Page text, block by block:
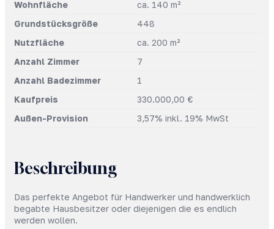
Wohnfläche
ca. 140 m²
Grundstücksgröße
448
Nutzfläche
ca. 200 m²
Anzahl Zimmer
7
Anzahl Badezimmer
1
Kaufpreis
330.000,00 €
Außen-Provision
3,57% inkl. 19% MwSt
Beschreibung
Das perfekte Angebot für Handwerker und handwerklich
begabte Hausbesitzer oder diejenigen die es endlich
werden wollen.